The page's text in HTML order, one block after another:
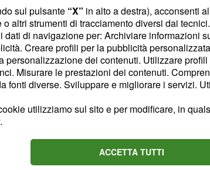
trasparenza,
sia necessario
previdenziale. In
sulle pensioni di
ai macchinisti
disparità tra quanto
con il trattamento
contributivo). Ma
sul pulsante “X” in alto a destra), acconsenti
altri strumenti di tracciamento diversi dai tecnici.
dati di navigazione per: Archiviare informazioni
Creare profili per la pubblicità
personalizzazione dei contenuti. Utilizzare
Misurare le prestazioni dei contenuti.
fonti diverse. Sviluppare e migliorare i servizi.
utilizziamo sul sito e per modificare, in
.
ACCETTA TUTTI